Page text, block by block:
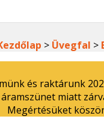
> Üvegfal >
és raktárunk
áramszünet miatt
Megértésüket